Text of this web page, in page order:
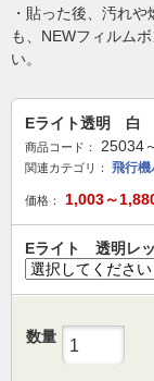
・貼った後、汚れ
も、NEWフィルム
い。
Eライト透明 白
商品コード： 25034
関連カテゴリ： 飛行機
価格： 1,003～
Eライト 透明レ
数量